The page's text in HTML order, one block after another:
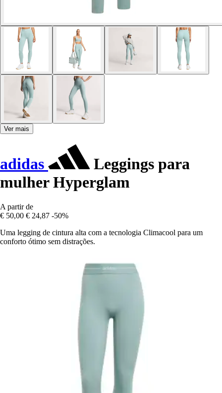
Ver mais
adidas
Leggings para
mulher Hyperglam
A partir de
€ 50,00 € 24,87 -50%
Uma legging de cintura alta com a tecnologia Climacool para um
conforto ótimo sem distrações.